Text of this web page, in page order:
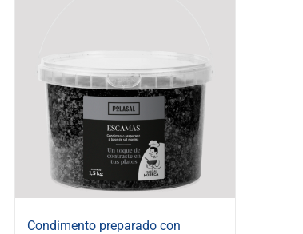
Condimento preparado con